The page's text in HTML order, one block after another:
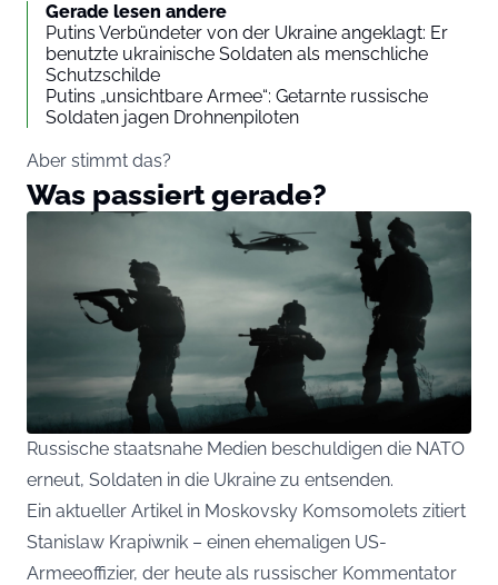
Gerade lesen andere
Putins Verbündeter von der Ukraine angeklagt: Er
benutzte ukrainische Soldaten als menschliche
Schutzschilde
Putins „unsichtbare Armee“: Getarnte russische
Soldaten jagen Drohnenpiloten
Aber stimmt das?
Was passiert gerade?
Russische staatsnahe Medien beschuldigen die NATO
erneut, Soldaten in die Ukraine zu entsenden.
Ein aktueller Artikel in Moskovsky Komsomolets zitiert
Stanislaw Krapiwnik – einen ehemaligen US-
Armeeoffizier, der heute als russischer Kommentator